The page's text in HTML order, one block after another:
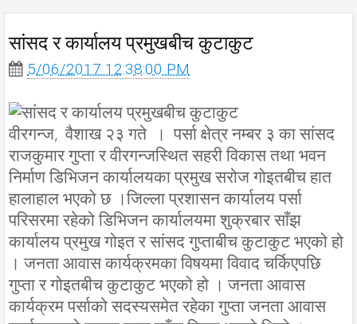
सांसद र कार्यालय प्रमुखबीच कुटाकुट
5/06/2017 12:38:00 PM
वीरगन्ज, वैशाख २३ गते । पर्सा क्षेत्र नम्बर ३ का सांसद
राजकुमार गुप्ता र वीरगन्जस्थित सहरी विकास तथा भवन
निर्माण डिभिजन कार्यालयका प्रमुख सरोज गोइतबीच हात
हालाहाल भएको छ ।जिल्ला प्रशासन कार्यालय पर्सा
परिसरमा रहेको डिभिजन कार्यालयमा शुक्रबार साँझ
कार्यालय प्रमुख गोइत र सांसद गुप्ताबीच कुटाकुट भएको हो
। जनता आवास कार्यक्रमका विषयमा विवाद चर्किएपछि
गुप्ता र गोइतबीच कुटाकुट भएको हो । जनता आवास
कार्यक्रम पर्साको सदस्यसमेत रहेका गुप्ता जनता आवास